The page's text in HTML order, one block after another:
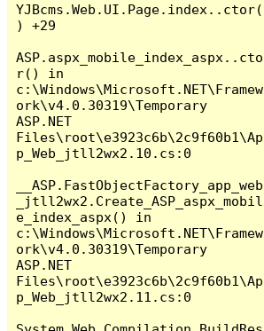
YJBcms.Web.UI.Page.index..ctor(
) +29
ASP.aspx_mobile_index_aspx..cto
r() in
c:\Windows\Microsoft.NET\Framew
ork\v4.0.30319\Temporary
ASP.NET
Files\root\e3923c6b\2c9f60b1\Ap
p_Web_jtll2wx2.10.cs:0
__ASP.FastObjectFactory_app_web
_jtll2wx2.Create_ASP_aspx_mobil
e_index_aspx() in
c:\Windows\Microsoft.NET\Framew
ork\v4.0.30319\Temporary
ASP.NET
Files\root\e3923c6b\2c9f60b1\Ap
p_Web_jtll2wx2.11.cs:0